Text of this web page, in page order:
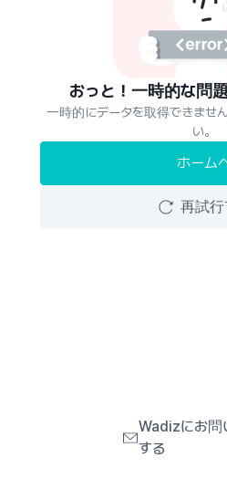
おっと！一時的な問
一時的にデータを取得できませ
い。
ホーム
再試行
Wadizにお問
する